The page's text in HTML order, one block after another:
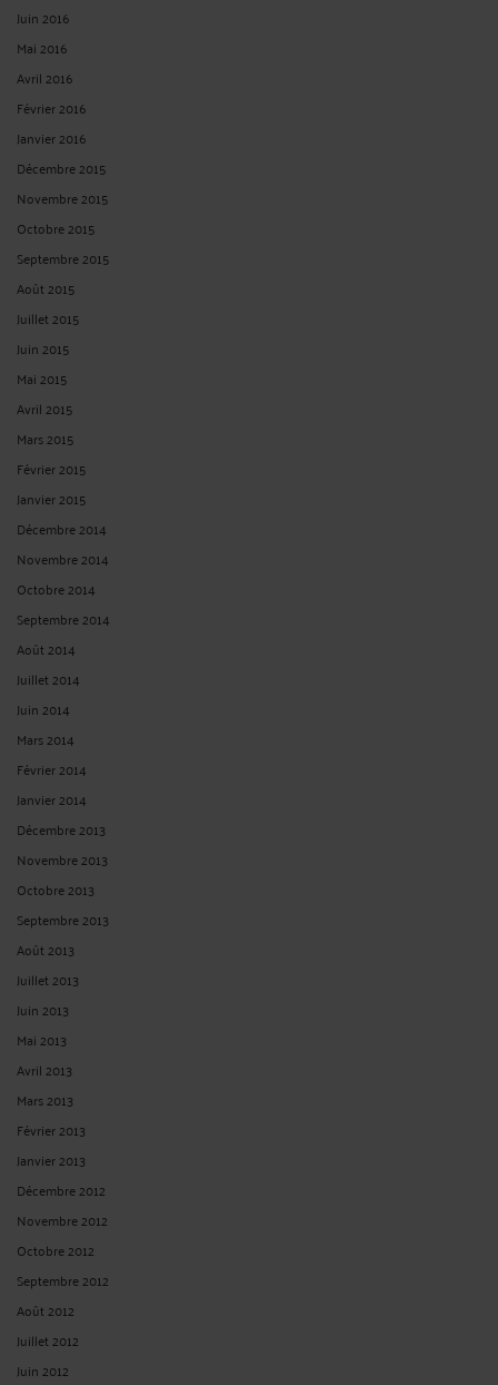
Juin 2016
Mai 2016
Avril 2016
Février 2016
Janvier 2016
Décembre 2015
Novembre 2015
Octobre 2015
Septembre 2015
Août 2015
Juillet 2015
Juin 2015
Mai 2015
Avril 2015
Mars 2015
Février 2015
Janvier 2015
Décembre 2014
Novembre 2014
Octobre 2014
Septembre 2014
Août 2014
Juillet 2014
Juin 2014
Mars 2014
Février 2014
Janvier 2014
Décembre 2013
Novembre 2013
Octobre 2013
Septembre 2013
Août 2013
Juillet 2013
Juin 2013
Mai 2013
Avril 2013
Mars 2013
Février 2013
Janvier 2013
Décembre 2012
Novembre 2012
Octobre 2012
Septembre 2012
Août 2012
Juillet 2012
Juin 2012